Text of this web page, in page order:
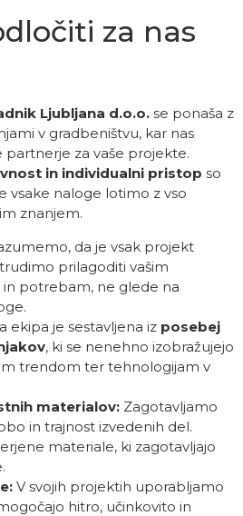
za nas
Ljubljana d.o.o. se ponaša z
v gradbeništvu, kar nas
partnerje za vaše projekte.
in individualni pristop so
vsake naloge lotimo z vso
znanjem.
da je vsak projekt
prilagoditi vašim
potrebam, ne glede na
ekipa je sestavljena iz posebej
, ki se nenehno izobražujejo
trendom ter tehnologijam v
materialov: Zagotavljamo
in trajnost izvedenih del.
materiale, ki zagotavljajo
V svojih projektih uporabljamo
hitro, učinkovito in